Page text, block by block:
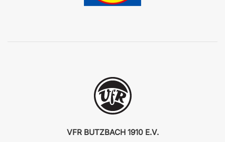
VFR BUTZBACH 1910 E.V.